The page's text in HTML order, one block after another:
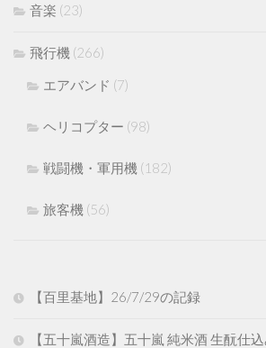
音楽 (23)
飛行機 (266)
エアバンド (7)
ヘリコプター (98)
戦闘機・軍用機 (182)
旅客機 (56)
【百里基地】26/7/29の記録
【五十嵐酒造】五十嵐 純米酒 生酛仕